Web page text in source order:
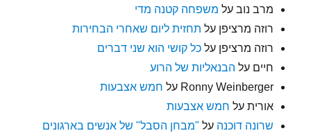
מרב נוב על משפחה קטנה מדי
רוזה מרציפן על תחזית ליום שאחרי הבחירות
רוזה מרציפן עלכל קושי הוא שני דברים
חיים על הבנאליות של הרוע
Ronny Weinberger על חמש אצבעות
אורית על חמש אצבעות
שרונה דוכנה על "מבחן הסבל" של אנשים בארגונים